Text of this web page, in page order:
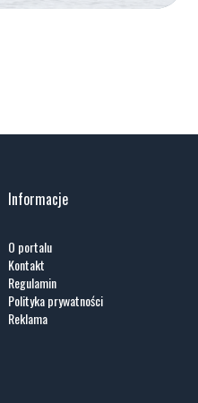
Informacje
O portalu
Kontakt
Regulamin
Polityka prywatności
Reklama